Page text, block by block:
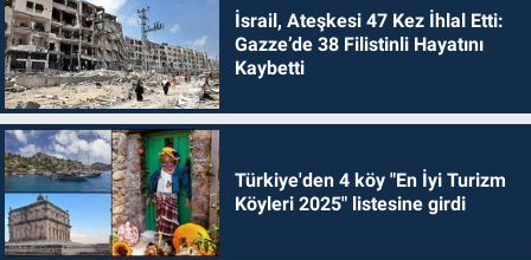
İsrail, Ateşkesi 47 Kez İhlal Etti:
Gazze’de 38 Filistinli Hayatını
Kaybetti
Türkiye'den 4 köy "En İyi Turizm
Köyleri 2025" listesine girdi